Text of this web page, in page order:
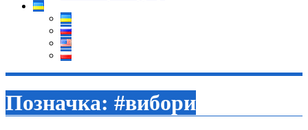
Позначка: #вибори